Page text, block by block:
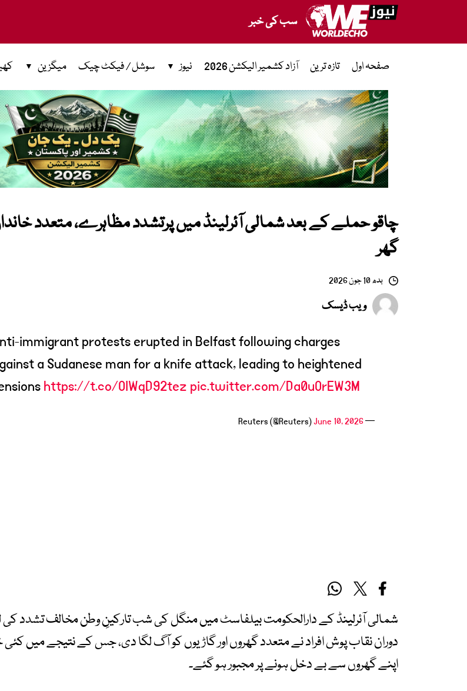
سب کی خبر
صفحہ اول تازہ ترین آزاد کشمیر الیکشن 2026 نیوز سوشل / فیکٹ چیک میگزین
چاقو حملے کے بعد شمالی آئرلینڈ میں پرتشدد مظاہرے، متعدد
گھر
بدھ 10 جون 2026
ویب ڈیسک
immigrant protests erupted in Belfast following charges
a Sudanese man for a knife attack, leading to heightened
https://t.co/OIWqD92tez pic.twitter.com/Da0uOrEW3M
— Reuters (@Reuters)
June 10, 2026
شمالی آئرلینڈ کے دارالحکومت بیلفاسٹ میں منگل کی شب تارکینِ وطن مخالف تشدد کی
دوران نقاب پوش افراد نے متعدد گھروں اور گاڑیوں کو آگ لگا دی، جس کے نتیجے میں کئی
اپنے گھروں سے بے دخل ہونے پر مجبور ہو گئے۔